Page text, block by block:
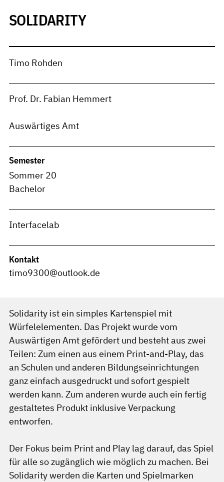
SOLIDARITY
Timo Rohden
Prof. Dr. Fabian Hemmert
Auswärtiges Amt
Semester
Sommer 20
Bachelor
Interfacelab
Kontakt
timo9300@outlook.de
Solidarity ist ein simples Kartenspiel mit
Würfelelementen. Das Projekt wurde vom
Auswärtigen Amt gefördert und besteht aus zwei
Teilen: Zum einen aus einem Print-and-Play, das
an Schulen und anderen Bildungseinrichtungen
ganz einfach ausgedruckt und sofort gespielt
werden kann. Zum anderen wurde auch ein fertig
gestaltetes Produkt inklusive Verpackung
entworfen.
Der Fokus beim Print and Play lag darauf, das Spiel
für alle so zugänglich wie möglich zu machen. Bei
Solidarity werden die Karten und Spielmarken